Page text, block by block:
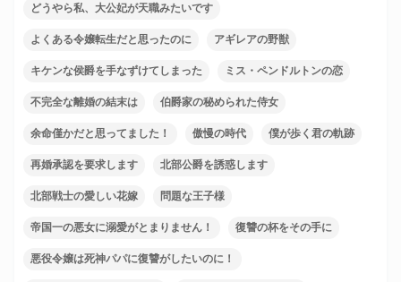
どうやら私、大公妃が天職みたいです
よくある令嬢転生だと思ったのに アギレアの野獣
キケンな侯爵を手なずけてしまった ミス・ペンドルトンの恋
不完全な離婚の結末は 伯爵家の秘められた侍女
余命僅かだと思ってました！ 傲慢の時代 僕が歩く君の軌跡
再婚承認を要求します 北部公爵を誘惑します
北部戦士の愛しい花嫁 問題な王子様
帝国一の悪女に溺愛がとまりません！ 復讐の杯をその手に
悪役令嬢は死神パパに復讐がしたいのに！